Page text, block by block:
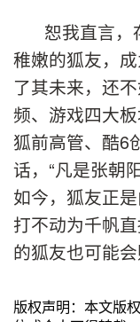
恕我直言，
稚嫩的狐友，
了其未来，还
频、游戏四大
狐前高管、酷6
话，“凡是张朝
如今，狐友正
打不动为千帆
的狐友也可能会
版权声明：本文版